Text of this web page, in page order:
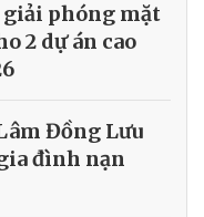
phóng mặt
2 dự án cao
Đồng Lưu
đình nạn